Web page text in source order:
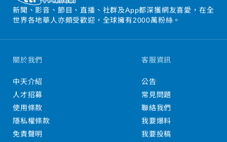
新聞、影音、節目、直播、社群及App都深獲網友喜愛，在全
世界各地華人亦頗受歡迎，全球擁有2000萬粉絲。
關於我們
中天介紹
人才招募
使用條款
隱私權條款
免責聲明
客服資訊
公告
常見問題
聯絡我們
我要爆料
我要投稿